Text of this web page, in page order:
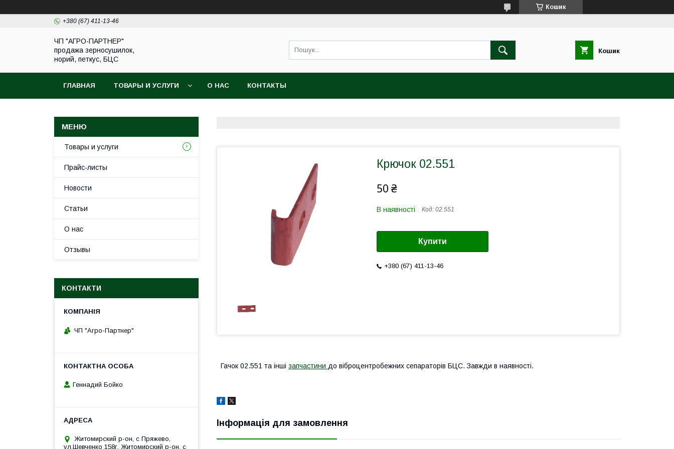
Кошик
+380 (67) 411-13-46
ЧП "АГРО-ПАРТНЕР"
продажа зерносушилок,
норий, петкус, БЦС
Кошик
ГЛАВНАЯ ТОВАРЫ И УСЛУГИ О НАС КОНТАКТЫ
Крючок 02.551
50 ₴
В наявності Код: 02.551
Купити
+380 (67) 411-13-46
Гачок 02.551 та інші запчастини до віброцентробежних сепараторів БЦС. Завжди в наявності.
Інформація для замовлення
Товары и услуги
Прайс-листы
Новости
Статьи
О нас
Отзывы
КОНТАКТИ
ЧП "Агро-Партнер"
Геннадий Бойко
Житомирский р-он, с Пряжево,
ул.Шевченко 158г, Житомирский р-он, с